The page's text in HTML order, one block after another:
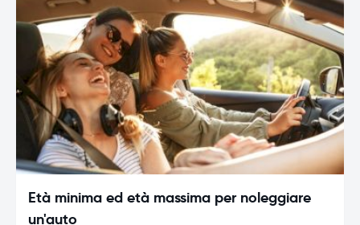
Età minima ed età massima per noleggiare
un'auto